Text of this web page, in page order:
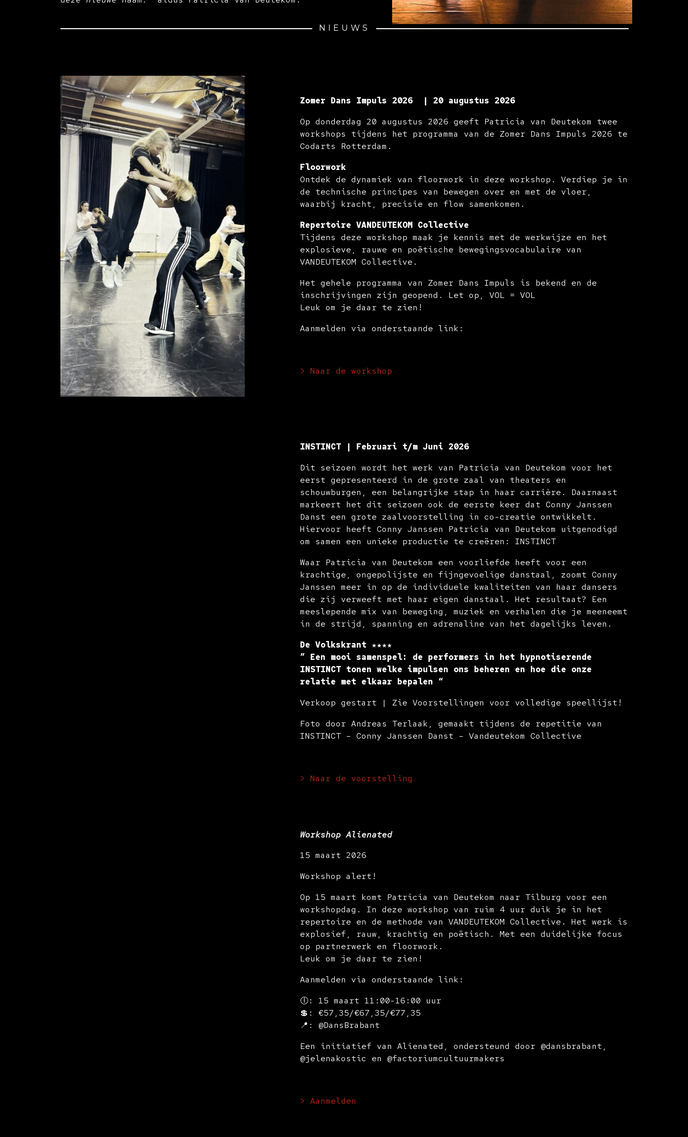
NIEUWS
Zomer Dans Impuls 2026
| 20 augustus 2026
Op donderdag 20 augustus 2026 geeft Patricia van Deutekom twee
workshops tijdens het programma van de Zomer Dans Impuls 2026 te
Codarts Rotterdam.
Floorwork
Ontdek de dynamiek van floorwork in deze workshop. Verdiep je in
de technische principes van bewegen over en met de vloer,
waarbij kracht, precisie en flow samenkomen.
Repertoire VANDEUTEKOM Collective
Tijdens deze workshop maak je kennis met de werkwijze en het
explosieve, rauwe en poëtische bewegingsvocabulaire van
VANDEUTEKOM Collective.
Het gehele programma van Zomer Dans Impuls is bekend en de
inschrijvingen zijn geopend. Let op, VOL = VOL
Leuk om je daar te zien!
Aanmelden via onderstaande link:
> Naar de workshop
INSTINCT | Februari t/m Juni 2026
Dit seizoen wordt het werk van Patricia van Deutekom voor het
eerst gepresenteerd in de grote zaal van theaters en
schouwburgen, een belangrijke stap in haar carrière. Daarnaast
markeert het dit seizoen ook de eerste keer dat Conny Janssen
Danst een grote zaalvoorstelling in co-creatie ontwikkelt.
Hiervoor heeft Conny Janssen Patricia van Deutekom uitgenodigd
om samen een unieke productie te creëren: INSTINCT
Waar Patricia van Deutekom een voorliefde heeft voor een
krachtige, ongepolijste en fijngevoelige danstaal, zoomt Conny
Janssen meer in op de individuele kwaliteiten van haar dansers
die zij verweeft met haar eigen danstaal. Het resultaat? Een
meeslepende mix van beweging, muziek en verhalen die je meeneemt
in de strijd, spanning en adrenaline van het dagelijks leven.
De Volkskrant ★★★★
” Een mooi samenspel: de performers in het hypnotiserende
INSTINCT tonen welke impulsen ons beheren en hoe die onze
relatie met elkaar bepalen “
Verkoop gestart | Zie Voorstellingen voor volledige speellijst!
Foto door Andreas Terlaak, gemaakt tijdens de repetitie van
INSTINCT – Conny Janssen Danst – Vandeutekom Collective
> Naar de voorstelling
Workshop Alienated
15 maart 2026
Workshop alert!
Op 15 maart komt Patricia van Deutekom naar Tilburg voor een
workshopdag. In deze workshop van ruim 4 uur duik je in het
repertoire en de methode van VANDEUTEKOM Collective. Het werk is
explosief, rauw, krachtig en poëtisch. Met een duidelijke focus
op partnerwerk en floorwork.
Leuk om je daar te zien!
Aanmelden via onderstaande link:
🕕: 15 maart 11:00-16:00 uur
💲: €57,35/€67,35/€77,35
📍: @DansBrabant
Een initiatief van Alienated, ondersteund door @dansbrabant,
@jelenakostic en @factoriumcultuurmakers
> Aanmelden